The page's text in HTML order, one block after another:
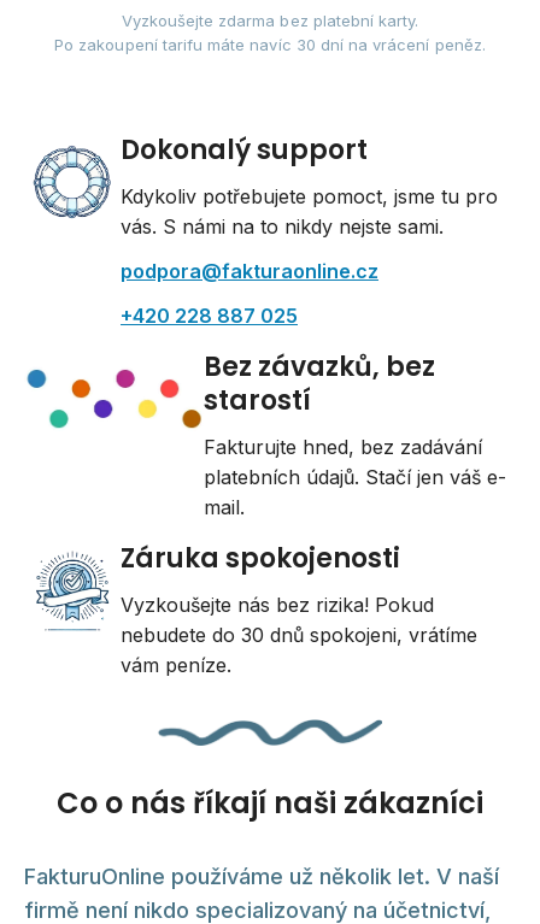
Vyzkoušejte zdarma bez platební karty.
Po zakoupení tarifu máte navíc 30 dní na vrácení peněz.
Dokonalý support
Kdykoliv potřebujete pomoct, jsme tu pro
vás. S námi na to nikdy nejste sami.
podpora@fakturaonline.cz
+420 228 887 025
Bez závazků, bez
starostí
Fakturujte hned, bez zadávání
platebních údajů. Stačí jen váš e-
mail.
Záruka spokojenosti
Vyzkoušejte nás bez rizika! Pokud
nebudete do 30 dnů spokojeni, vrátíme
vám peníze.
Co o nás říkají naši zákazníci
FakturuOnline používáme už několik let. V naší
firmě není nikdo specializovaný na účetnictví,